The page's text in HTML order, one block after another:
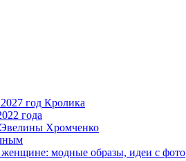
год Кролика
года
Эвелины Хромченко
женщине: модные образы, идеи с фото